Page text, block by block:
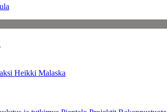
Heikki Malaska